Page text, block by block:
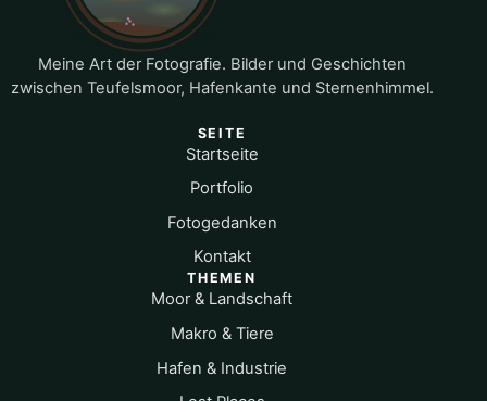
Meine Art der Fotografie. Bilder und Geschichten
zwischen Teufelsmoor, Hafenkante und Sternenhimmel.
SEITE
Startseite
Portfolio
Fotogedanken
Kontakt
THEMEN
Moor & Landschaft
Makro & Tiere
Hafen & Industrie